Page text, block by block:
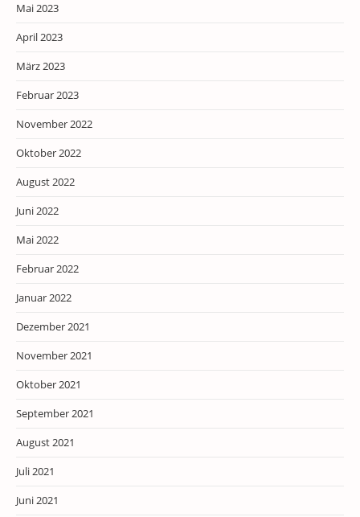
Mai 2023
April 2023
März 2023
Februar 2023
November 2022
Oktober 2022
August 2022
Juni 2022
Mai 2022
Februar 2022
Januar 2022
Dezember 2021
November 2021
Oktober 2021
September 2021
August 2021
Juli 2021
Juni 2021